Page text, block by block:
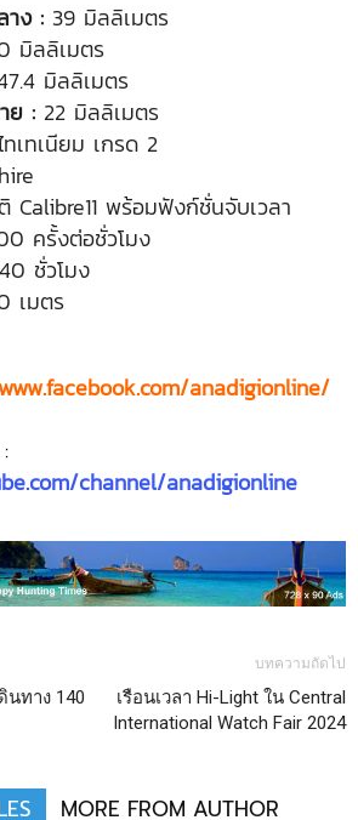
าง : 39 มิลลิเมตร
มิลลิเมตร
มิลลิเมตร
ย : 22 มิลลิเมตร
ทเทเนียม เกรด 2
Calibre11 พร้อมฟังก์ชั่นจับเวลา
ครั้งต่อชั่วโมง
ชั่วโมง
เมตร
anadigionline/
:
channel/anadigionline
นทาง 140
บทความถัดไป
เรือนเวลา Hi-Light ใน Central
International Watch Fair 2024
MORE FROM AUTHOR